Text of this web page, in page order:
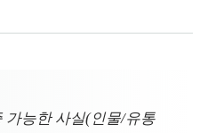
가능한 사실(인물/유통